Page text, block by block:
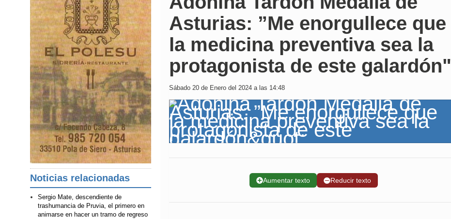
Asturias: ”Me enorgullece que
la medicina preventiva sea la
protagonista de este galardón"
Sábado 20 de Enero del 2024 a las 14:48
➕Aumentar texto ➖Reducir texto
Noticias relacionadas
Sergio Mate, descendiente de
trashumancia de Pruvia, el primero en
animarse en hacer un tramo de regreso